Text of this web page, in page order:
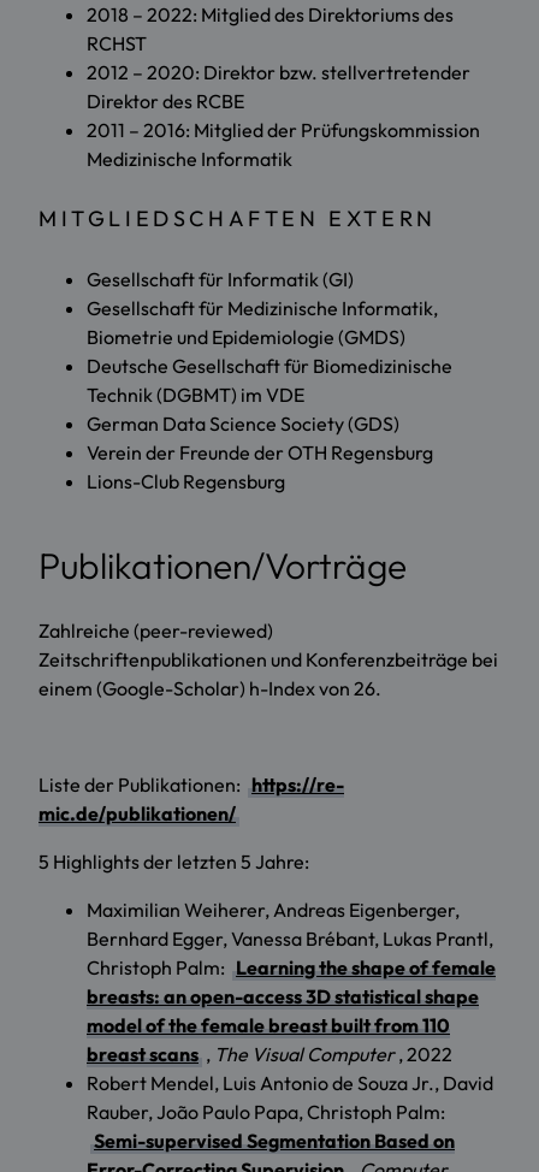
2018 – 2022: Mitglied des Direktoriums des
RCHST
2012 – 2020: Direktor bzw. stellvertretender
Direktor des RCBE
2011 – 2016: Mitglied der Prüfungskommission
Medizinische Informatik
MITGLIEDSCHAFTEN EXTERN
Gesellschaft für Informatik (GI)
Gesellschaft für Medizinische Informatik,
Biometrie und Epidemiologie (GMDS)
Deutsche Gesellschaft für Biomedizinische
Technik (DGBMT) im VDE
German Data Science Society (GDS)
Verein der Freunde der OTH Regensburg
Lions-Club Regensburg
Publikationen/Vorträge
Zahlreiche (peer-reviewed)
Zeitschriftenpublikationen und Konferenzbeiträge bei
einem (Google-Scholar) h-Index von 26.
Liste der Publikationen: https://re-
mic.de/publikationen/
5 Highlights der letzten 5 Jahre:
Maximilian Weiherer, Andreas Eigenberger,
Bernhard Egger, Vanessa Brébant, Lukas Prantl,
Christoph Palm: Learning the shape of female
breasts: an open-access 3D statistical shape
model of the female breast built from 110
breast scans , The Visual Computer, 2022
Robert Mendel, Luis Antonio de Souza Jr., David
Rauber, João Paulo Papa, Christoph Palm:
Semi-supervised Segmentation Based on